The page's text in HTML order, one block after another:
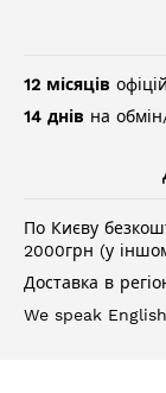
12 місяців
14 днів на
По Києву
2000грн (у
Доставка в
We speak English